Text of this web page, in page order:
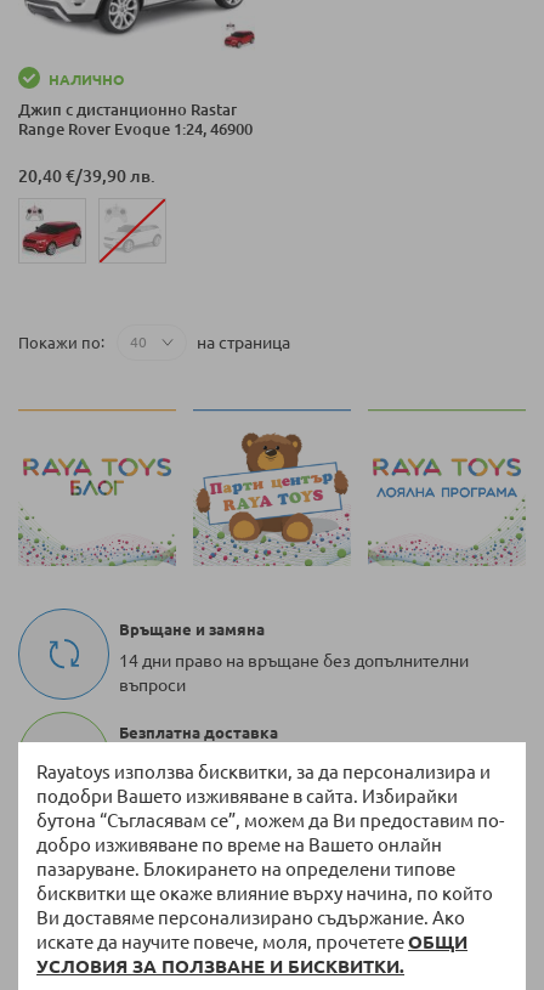
Rayatoys използва бисквитки, за да персонализира и
подобри Вашето изживяване в сайта. Избирайки
бутона “Съгласявам се”, можем да Ви предоставим по-
добро изживяване по време на Вашето онлайн
пазаруване. Блокирането на определени типове
бисквитки ще окаже влияние върху начина, по който
Ви доставяме персонализирано съдържание. Ако
искате да научите повече, моля, прочететеОБЩИ
УСЛОВИЯ ЗА ПОЛЗВАНЕ И БИСКВИТКИ.
НАЛИЧНО
Джип с дистанционно Rastar
Range Rover Evoque 1:24, 46900
20,40 €/39,90 лв.
Покажи по на страница
Връщане и замяна
14 дни право на връщане без допълнителни
въпроси
Безплатна доставка
За поръчки над 51,13 € / 100,00 лв. с тегло до 10
кг
Разнообразие от оригинални продукти винаги
на склад
Бърза доставка
Доставка до 3 работни дни на налична стока